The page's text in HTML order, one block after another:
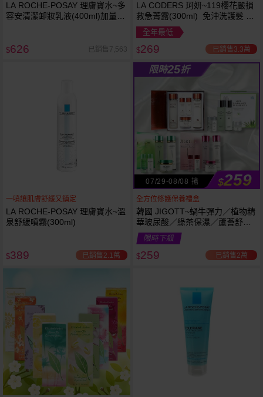
LA ROCHE-POSAY 理膚寶水~多
容安清潔卸妝乳液(400ml)加量
$626 已銷售7,563
LA CODERS 珂妍~119櫻花嚴損
救急菁露(300ml) 免沖洗護髮 蕾
舒法克
全年最低
$269 已銷售3.3萬
一噴讓肌膚舒緩又鎮定
LA ROCHE-POSAY 理膚寶水~溫
泉舒緩噴霧(300ml)
$389 已銷售2.1萬
限時25折
07/29-08/08 搶 $259
全方位修護保養禮盒
韓國 JIGOTT~蝸牛彈力／植物精
華玻尿酸／綠茶保濕／蘆薈舒緩
修復 禮盒(5件組) 款式可選 化妝
水+乳液+面霜
限時下殺
$259 已銷售2萬